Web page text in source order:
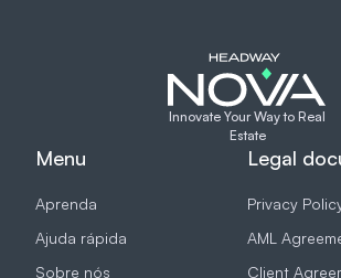
Innovate Your Way to Real
Estate
Menu
Aprenda
Ajuda rápida
Sobre nós
Legal
Privacy
AML
Client